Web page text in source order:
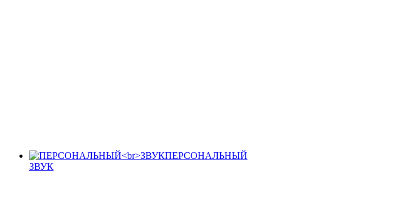
ПЕРСОНАЛЬНЫЙ
ЗВУК